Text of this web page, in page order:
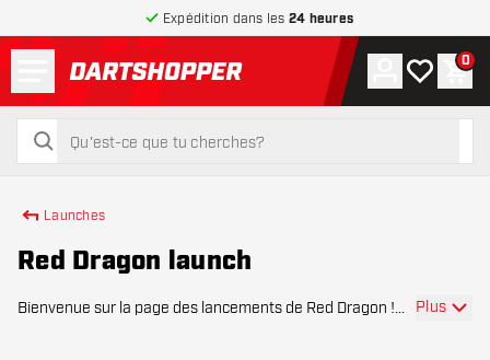
Expédition dans les 24 heures
retour à la page d’accueil
rechercher
rechercher
Compte
Ma liste0
Launches
Red Dragon launch
Bienvenue sur la page des lancements de Red Dragon !
Plus